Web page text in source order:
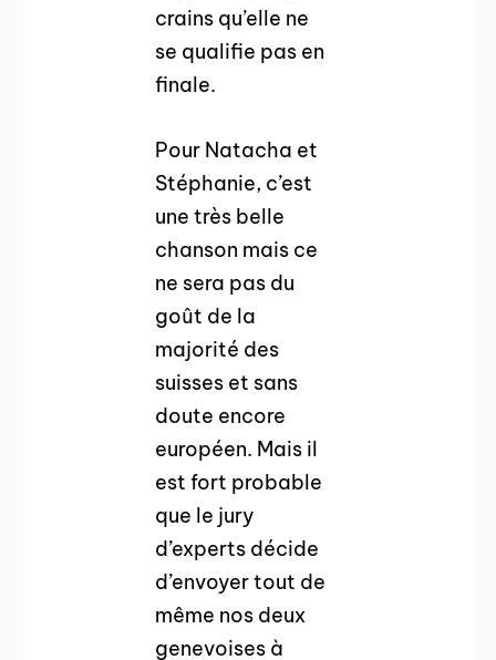
crains qu’elle ne
se qualifie pas en
finale.
Pour Natacha et
Stéphanie, c’est
une très belle
chanson mais ce
ne sera pas du
goût de la
majorité des
suisses et sans
doute encore
européen. Mais il
est fort probable
que le jury
d’experts décide
d’envoyer tout de
même nos deux
genevoises à